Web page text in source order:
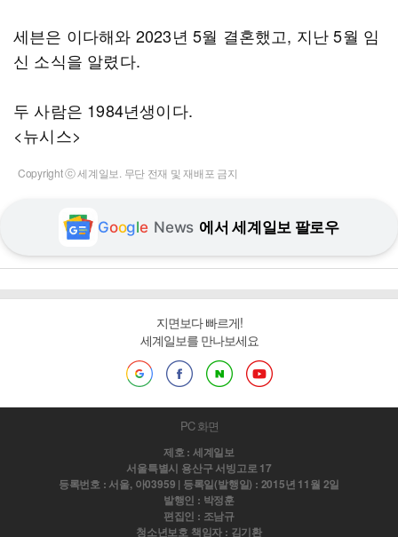
세븐은 이다해와 2023년 5월 결혼했고, 지난 5월 임
신 소식을 알렸다.
두 사람은 1984년생이다.
<뉴시스>
Copyright ⓒ 세계일보. 무단 전재 및 재배포 금지
Google News 에서 세계일보 팔로우
지면보다 빠르게!
세계일보를 만나보세요
PC 화면
제호 : 세계일보
서울특별시 용산구 서빙고로 17
등록번호 : 서울, 아03959 | 등록일(발행일) : 2015년 11월 2일
발행인 : 박정훈
편집인 : 조남규
청소년보호 책임자 : 김기환